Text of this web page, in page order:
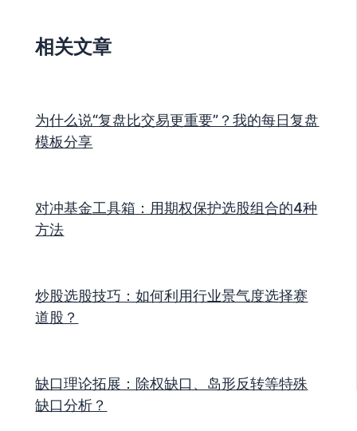
相关文章
为什么说“复盘比交易更重要”？我的每日复盘
模板分享
对冲基金工具箱：用期权保护选股组合的4种
方法
炒股选股技巧：如何利用行业景气度选择赛
道股？
缺口理论拓展：除权缺口、岛形反转等特殊
缺口分析？